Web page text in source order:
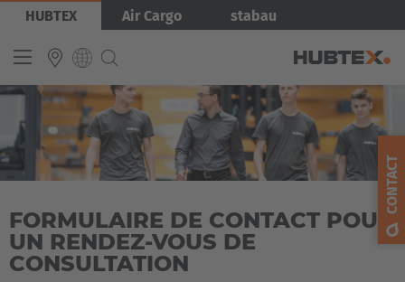
Aller
contenu
HUBTEX Air Cargo stabau
INTERNATIONAL
English
Español
Français
Image
FORMULAIRE DE CONTACT POUR
UN RENDEZ-VOUS DE
CONSULTATION
CONTACT